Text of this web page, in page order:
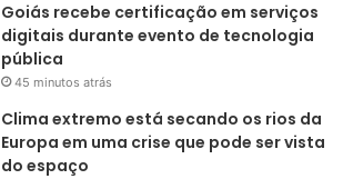
Goiás recebe certificação em serviços
digitais durante evento de tecnologia
pública
45 minutos atrás
Clima extremo está secando os rios da
Europa em uma crise que pode ser vista
do espaço